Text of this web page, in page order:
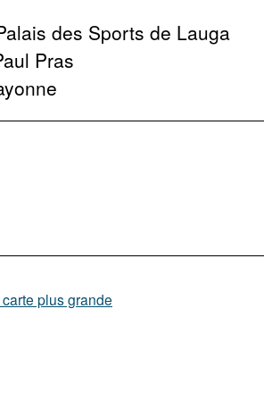
des Sports de Lauga
Pras
plus grande